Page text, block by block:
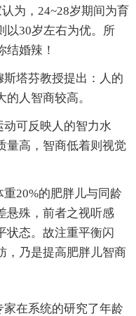
为，24~28岁期间为育
以30岁左右为优。所
结婚辣！
塔芬教授提出：人的
人智商较高。
可反映人的智力水
量高，智商低着则视觉
20%的肥胖儿与同龄
悬殊，前者之视听感
状态。故注重平衡闪
，乃是提高肥胖儿智商
在系统的研究了年龄